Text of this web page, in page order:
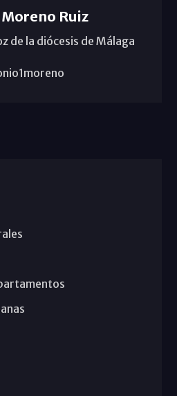
Ruiz
de la diócesis de Málaga